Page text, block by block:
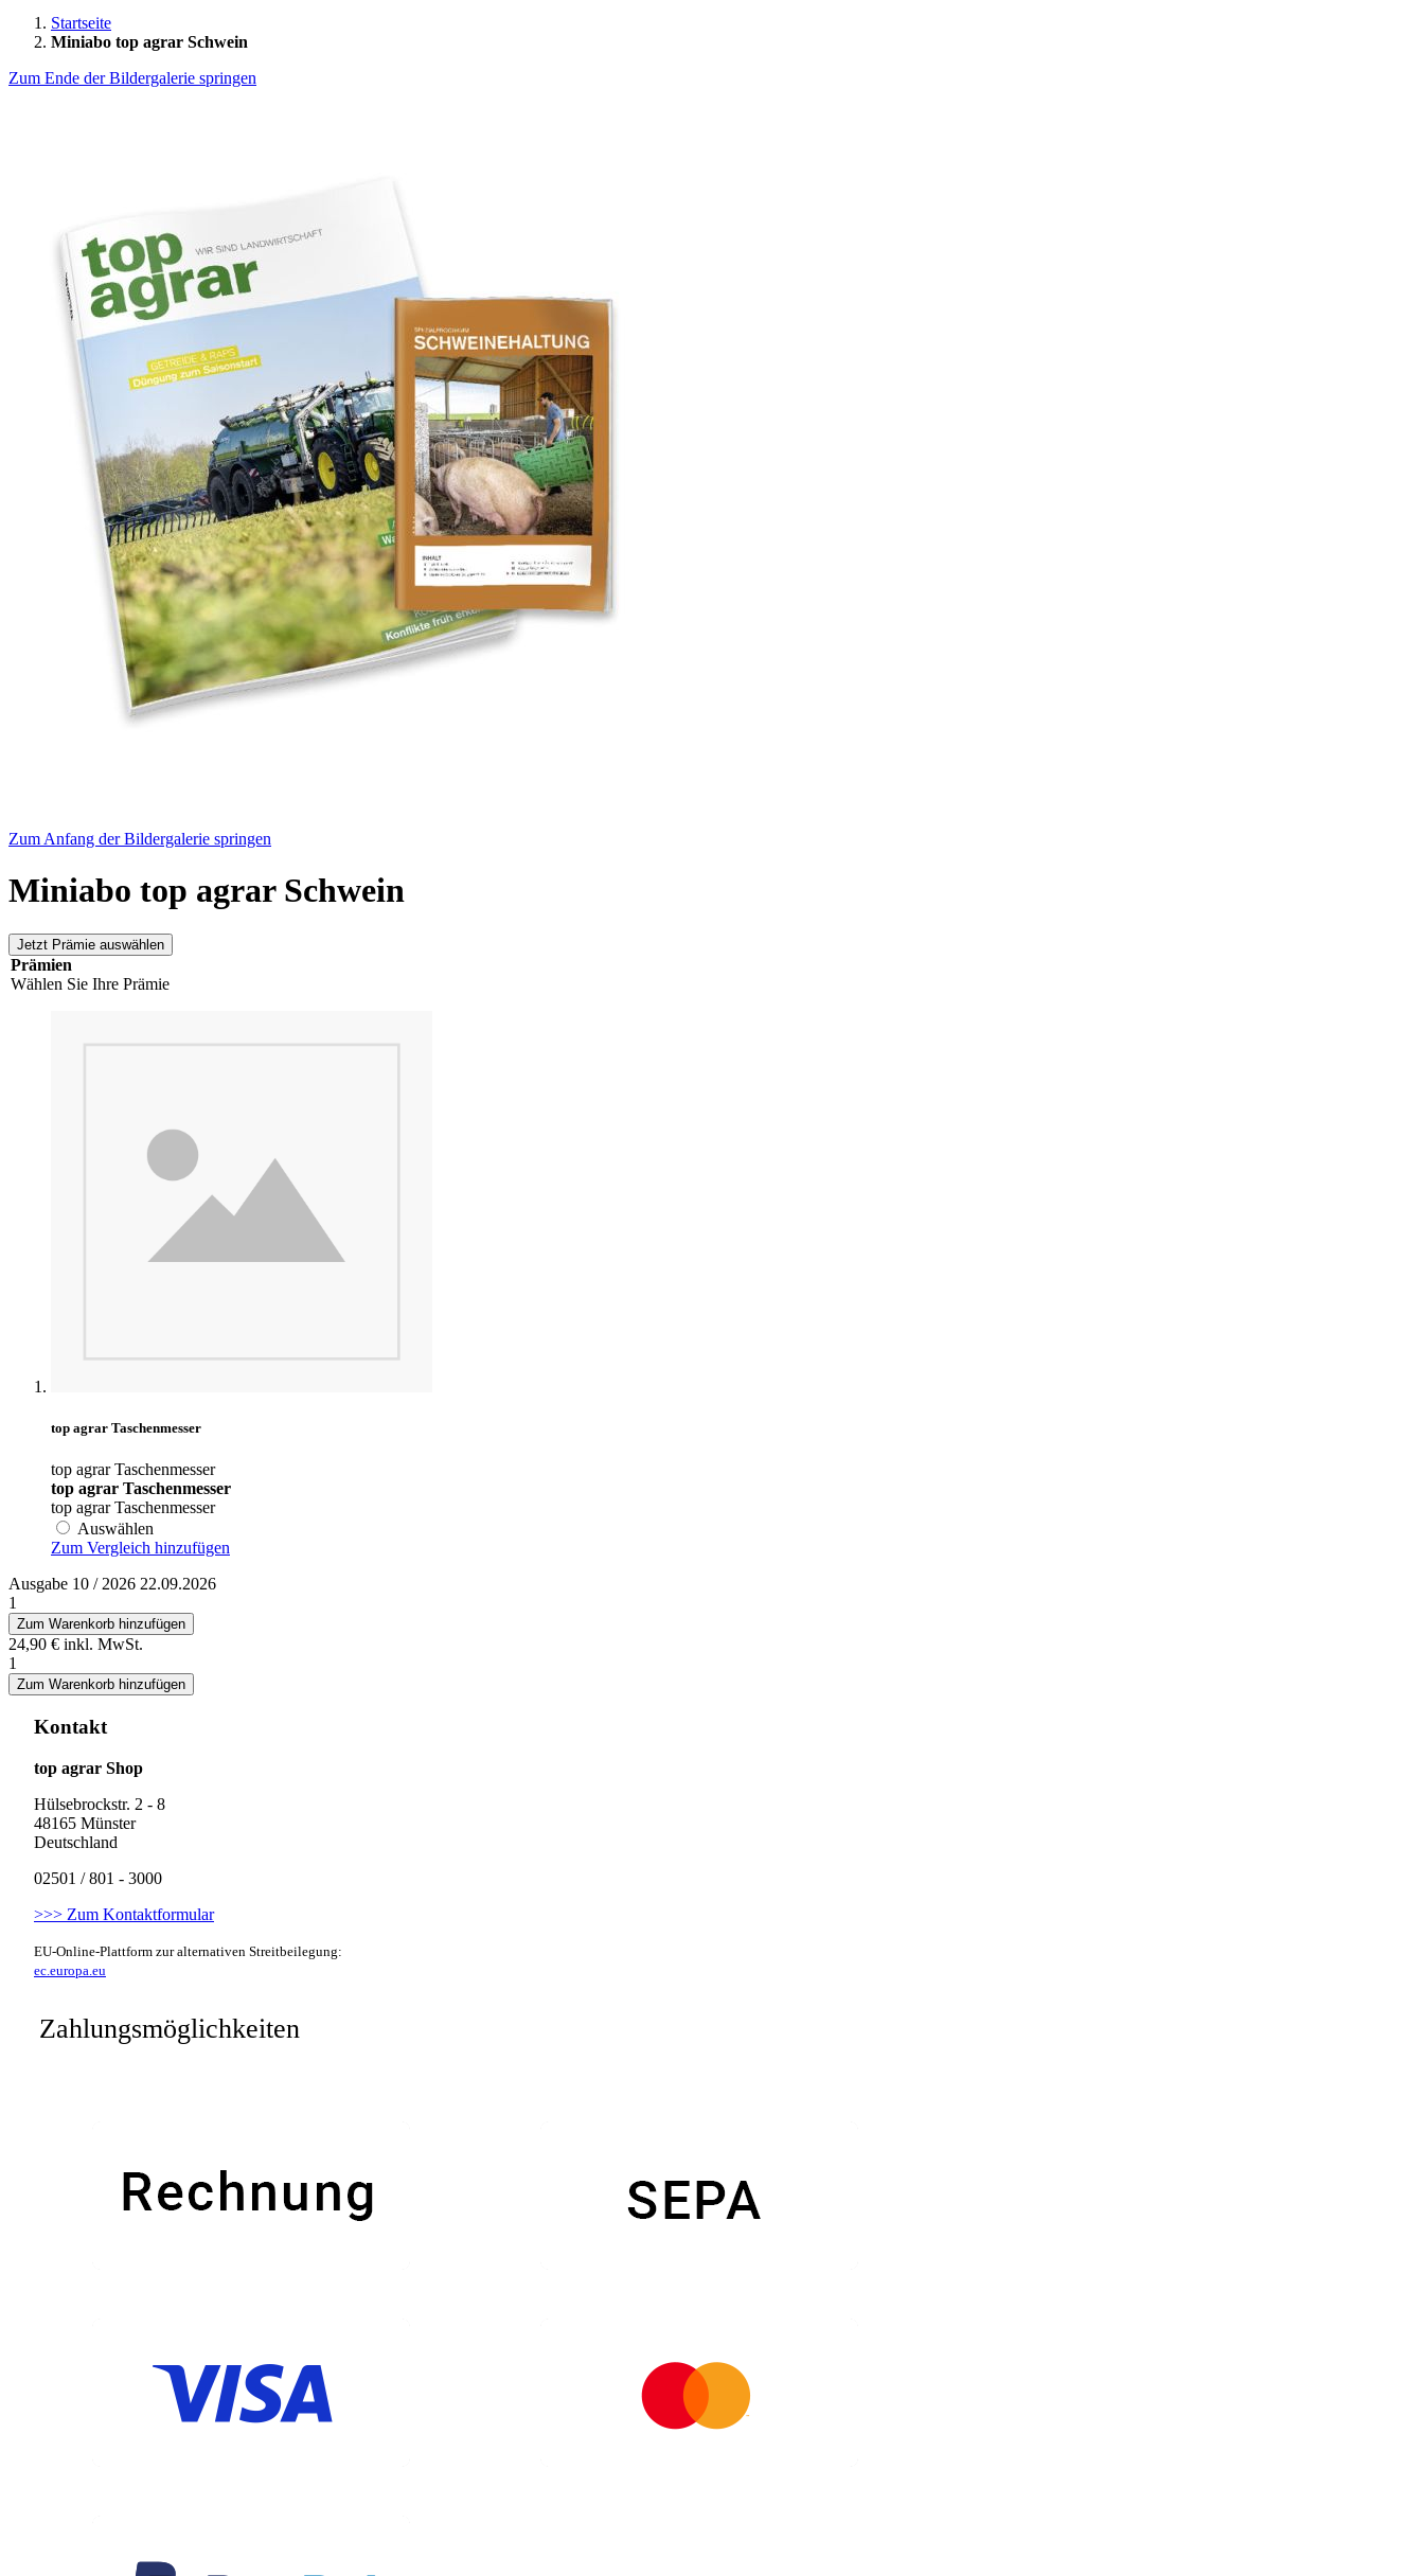
Startseite
Miniabo top agrar Schwein
Zum Ende der Bildergalerie springen
Zum Anfang der Bildergalerie springen
Miniabo top agrar Schwein
Jetzt Prämie auswählen
Prämien
Wählen Sie Ihre Prämie
top agrar Taschenmesser
top agrar Taschenmesser
top agrar Taschenmesser
top agrar Taschenmesser
Auswählen
Zum Vergleich hinzufügen
Ausgabe 10 / 2026 22.09.2026
1
Zum Warenkorb hinzufügen
24,90 € inkl. MwSt.
1
Zum Warenkorb hinzufügen
Kontakt
top agrar Shop
Hülsebrockstr. 2 - 8
48165 Münster
Deutschland
02501 / 801 - 3000
>>> Zum Kontaktformular
EU-Online-Plattform zur alternativen Streitbeilegung:
ec.europa.eu
Zahlungsmöglichkeiten